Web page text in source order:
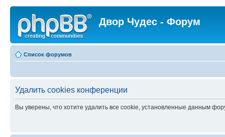
Двор Чудес - Форум
Список форумов
Удалить cookies конференции
Вы уверены, что хотите удалить все cookie, установленные данным